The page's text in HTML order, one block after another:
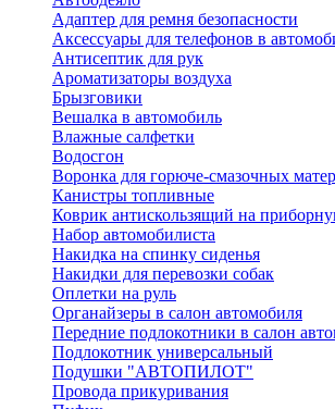
Адаптер для ремня безопасности
Аксессуары для телефонов в
Антисептик для рук
Ароматизаторы воздуха
Брызговики
Вешалка в автомобиль
Влажные салфетки
Водосгон
Воронка для горюче-смазочных
Канистры топливные
Коврик антискользящий на
Набор автомобилиста
Накидка на спинку сиденья
Накидки для перевозки собак
Оплетки на руль
Органайзеры в салон автомобиля
Передние подлокотники в салон
Подлокотник универсальный
Подушки "АВТОПИЛОТ"
Провода прикуривания